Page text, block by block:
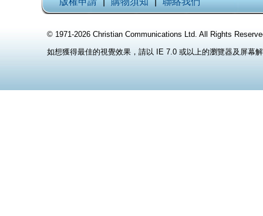
© 1971-2026 Christian Communications Ltd. All Rights
如想獲得最佳的視覺效果，請以 IE 7.0 或以上的瀏覽器及屏幕